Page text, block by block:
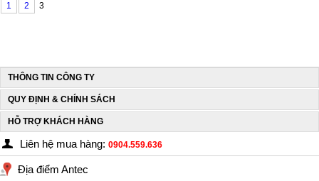
1 2 3
THÔNG TIN CÔNG TY
QUY ĐỊNH & CHÍNH SÁCH
HỖ TRỢ KHÁCH HÀNG
Liên hệ mua hàng: 0904.559.636
Địa điểm Antec